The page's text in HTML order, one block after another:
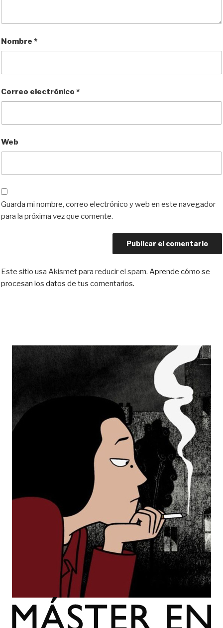
Nombre *
Correo electrónico *
Web
Guarda mi nombre, correo electrónico y web en este navegador
para la próxima vez que comente.
Este sitio usa Akismet para reducir el spam. Aprende cómo se
procesan los datos de tus comentarios.